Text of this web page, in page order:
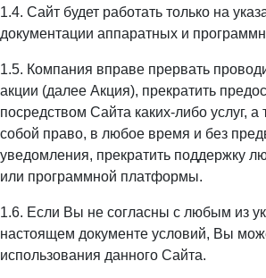
1.4. Сайт будет работать только на
документации аппаратных и
1.5. Компания вправе прервать
акции (далее Акция), прекратить
посредством Сайта каких-либо услуг, а
собой право, в любое время и без
уведомления, прекратить поддержку
или программной платформы.
1.6. Если Вы не согласны с любым из
настоящем документе условий, Вы
использования данного Сайта.